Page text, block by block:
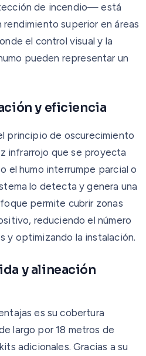
de incendio— está
superior en áreas
el control visual y la
pueden representar un
y eficiencia
principio de oscurecimiento
infrarrojo que se proyecta
el humo interrumpe parcial o
lo detecta y genera una
permite cubrir zonas
reduciendo el número
y optimizando la instalación.
y alineación
es su cobertura
largo por 18 metros de
adicionales. Gracias a su